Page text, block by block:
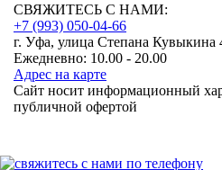
СВЯЖИТЕСЬ С НАМИ:
+7 (993) 050-04-66
г. Уфа, улица Степана Кувыкина
Ежедневно: 10.00 - 20.00
Адрес на карте
Сайт носит информационный
публичной офертой